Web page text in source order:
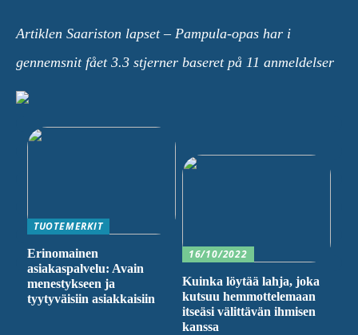
Artiklen Saariston lapset – Pampula-opas har i
gennemsnit fået 3.3 stjerner baseret på 11 anmeldelser
TUOTEMERKIT
Erinomainen
asiakaspalvelu: Avain
menestykseen ja
tyytyväisiin asiakkaisiin
16/10/2022
Kuinka löytää lahja, joka
kutsuu hemmottelemaan
itseäsi välittävän ihmisen
kanssa